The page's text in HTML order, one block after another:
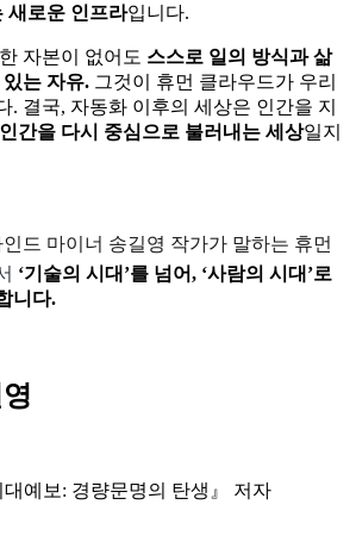
새로운 인프라입니다.
자본이 없어도 스스로 일의 방식과 삶
는 자유. 그것이 휴먼 클라우드가 우리
. 결국, 자동화 이후의 세상은 인간을 지
인간을 다시 중심으로 불러내는 세상일지
드 마이너 송길영 작가가 말하는 휴먼
‘기술의 시대’를 넘어, ‘사람의 시대’로
니다.
대예보: 경량문명의 탄생 』 저자